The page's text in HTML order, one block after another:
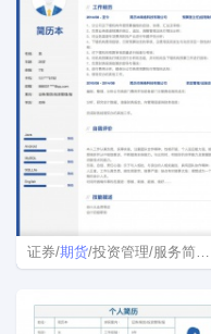
证券/期货/投资管理/服务简历表格